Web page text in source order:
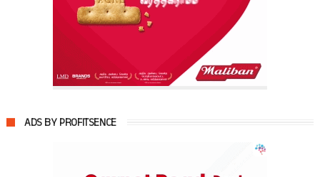
ADS BY PROFITSENCE